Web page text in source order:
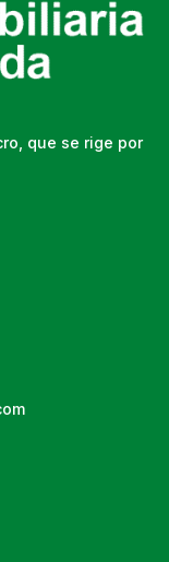
que se rige por